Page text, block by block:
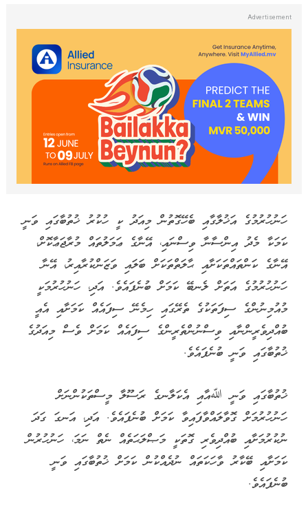
ހަނުހުރުމުގެ އަޚުލާގާއި ބެހޭގޮތުން މިއަދު ކީ ހުކުރު ޚުތުބާގައި ވަނީ
ކަމަކާ މެދު އިންސާނާ ވިސްނައި، އޭނާގެ ޢަމަލުތައް މުރާޖަޢާކޮށް،
އޭނާގެ ކަންތައްތަކަށާއި ޙާލަތްތަކަށް ބަލައި ވަޒަންކުރާއިރު، އޭނާ
ހަނުހުރުމުގެ އަތަށް ލެނބޭ ކަމަށް ބުނެފައެވެ. އަދި، ހަނުހުރުމަކީ
މުއުމިނުންގެ ސިފަތަކުގެ ތެރޭގައި ހިމެނޭ ސިފައެއް ކަމަށާއި އެއީ
ބުއްދިވެރީންނާއި ވިސްނުންތެރީންގެ ސިފައެއް ކަމަށް ވެސް މިއަދުގެ
ޚުތުބާގައި ވަނީ ބުނެފައެވެ.
ޚުތުބާގައި ވަނީ ﷲއާއި އެކަލާނގެ ރަސޫލާ މީސްތަކުންނަށް
ހަނުހުރުމަށް ގޮވާލައްވާފައިވާ ކަމަށް ބުނެފައެވެ. އަދި، އަނގަ ގަދަ
ނުކުރުމަށާއި ބުއްދިވެރި ގޮތަކީ މަޞްލަޙަތެއް ނެތް ނަމަ، ހަނުހުރުން
ކަމަށާއި ބޭކާރު ވާހަކަތައް ނުދެއްކުން ކަމަށް ޚުތުބާގައި ވަނީ
ބުނެފައެވެ.